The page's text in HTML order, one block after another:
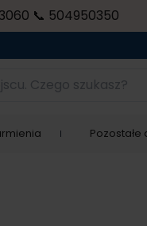
📞 504950350
Czego szukasz?
Pozostałe